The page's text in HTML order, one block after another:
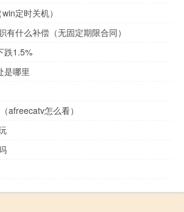
定时关机）
有什么补偿（无固定期限合同）
跌1.5%
是哪里
afreecatv怎么看）